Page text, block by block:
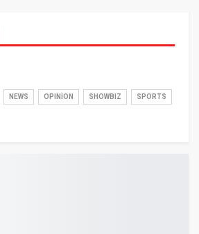
NEWS OPINION SHOWBIZ SPORTS